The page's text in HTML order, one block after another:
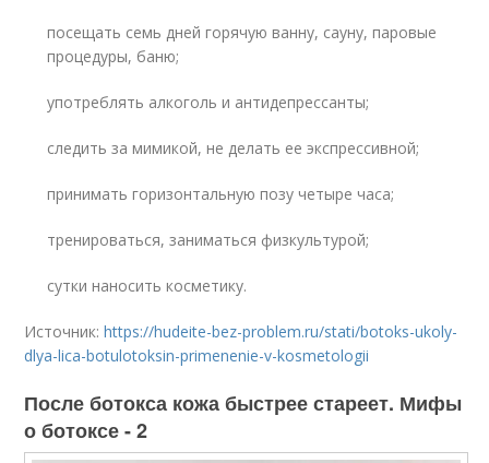
посещать семь дней горячую ванну, сауну, паровые
процедуры, баню;
употреблять алкоголь и антидепрессанты;
следить за мимикой, не делать ее экспрессивной;
принимать горизонтальную позу четыре часа;
тренироваться, заниматься физкультурой;
сутки наносить косметику.
Источник:https://hudeite-bez-problem.ru/stati/botoks-ukoly-
dlya-lica-botulotoksin-primenenie-v-kosmetologii
После ботокса кожа быстрее стареет. Мифы
о ботоксе - 2